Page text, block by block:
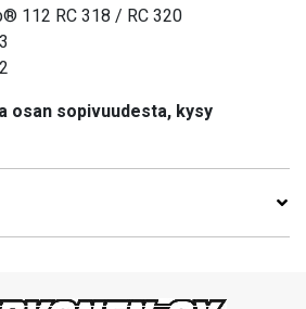
112 RC 318 / RC 320
osan sopivuudesta, kysy